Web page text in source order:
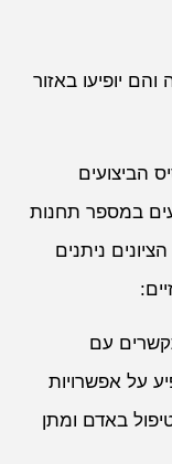
יופיעו באזור
הביצועים
במספר תחנות
ניתנים
עם
על אפשרויות
באדם ומתן